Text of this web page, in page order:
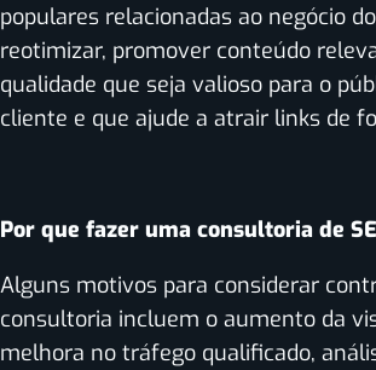
populares relacionadas ao negócio
reotimizar, promover conteúdo
qualidade que seja valioso para o
cliente e que ajude a atrair links de
Por que fazer uma consultoria de
Alguns motivos para considerar
consultoria incluem o aumento da
melhora no tráfego qualificado,